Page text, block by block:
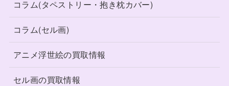
コラム(タペストリー・抱き枕カバー)
コラム(セル画)
アニメ浮世絵の買取情報
セル画の買取情報